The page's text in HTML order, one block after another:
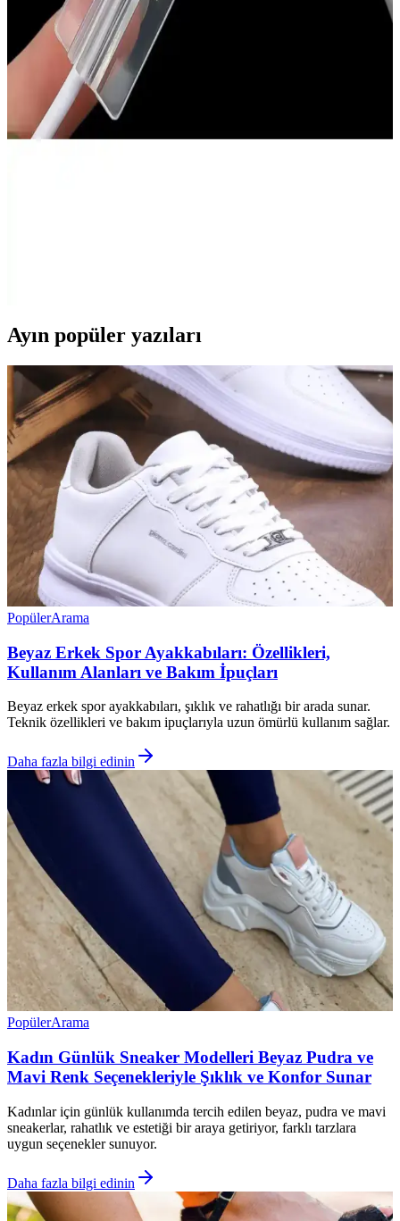
Fibaks Redmi Note 11 Kılıfı, estetik görünüm ve dayanıklılığı bir
arada sunan silikon kılıf. Siyah renk, hafif yapı ve tam uyum ile
telefonunuzu korur, kullanım kolaylığı sağlar.
Fibaks Xiaomi Redmi Watch 3 Uyumlu Silikon
Kayış: Şık ve Dayanıklı Saat Bilekliği
Fibaks'in bej renkli silikon kayışı, Xiaomi Redmi Watch 3 ile
Ayın popüler yazıları
PopülerArama
Beyaz Erkek Spor Ayakkabıları: Özellikleri,
Kullanım Alanları ve Bakım İpuçları
Beyaz erkek spor ayakkabıları, şıklık ve rahatlığı bir arada sunar.
Teknik özellikleri ve bakım ipuçlarıyla uzun ömürlü kullanım sağlar.
Daha fazla bilgi edinin
PopülerArama
Kadın Günlük Sneaker Modelleri Beyaz Pudra ve
Mavi Renk Seçenekleriyle Şıklık ve Konfor Sunar
Kadınlar için günlük kullanımda tercih edilen beyaz, pudra ve mavi
sneakerlar, rahatlık ve estetiği bir araya getiriyor, farklı tarzlara
uygun seçenekler sunuyor.
Daha fazla bilgi edinin